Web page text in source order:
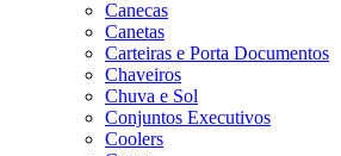
Canecas
Canetas
Carteiras e Porta Documentos
Chaveiros
Chuva e Sol
Conjuntos Executivos
Coolers